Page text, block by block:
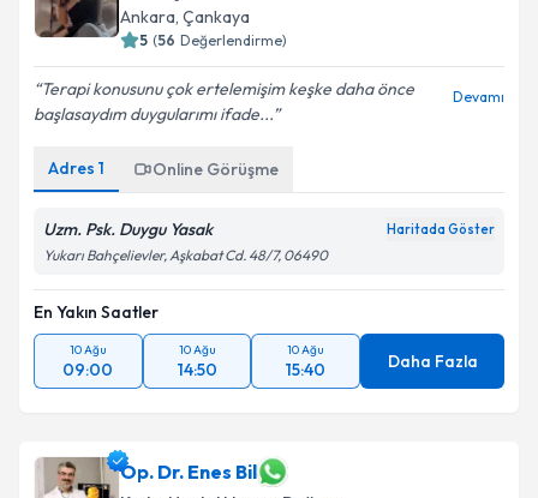
Psikoloji
Ankara,Çankaya
( Değerlendirme)
Terapi konusunu çok ertelemişim keşke daha önce
başlasaydım duygularımı ifade...
Adres 1 Online Görüşme
Uzm. Psk. Duygu Yasak
Yukarı Bahçelievler, Aşkabat Cd. 48/7, 06490
En Yakın Saatler
10 Ağu
09:00
10 Ağu
14:50
10 Ağu
15:40 Daha Fazla
Op. Dr. Enes Bil